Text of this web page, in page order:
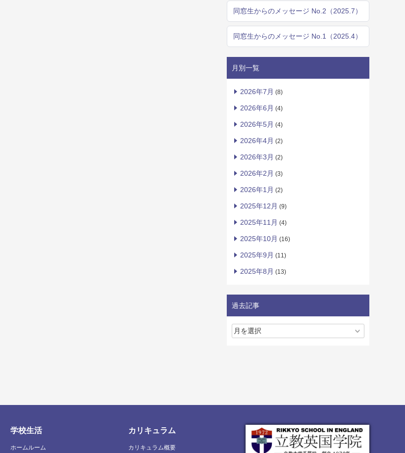
同窓生からのメッセージ No.2（2025.7）
同窓生からのメッセージ No.1（2025.4）
月別一覧
2026年7月 (8)
2026年6月 (4)
2026年5月 (4)
2026年4月 (2)
2026年3月 (2)
2026年2月 (3)
2026年1月 (2)
2025年12月 (9)
2025年11月 (4)
2025年10月 (16)
2025年9月 (11)
2025年8月 (13)
過去記事
学校生活
ホームルーム
カリキュラム
カリキュラム概要